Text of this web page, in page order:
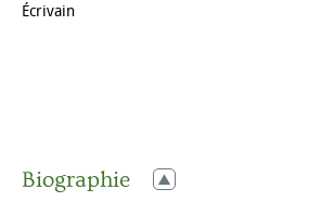
Écrivain
Biographie